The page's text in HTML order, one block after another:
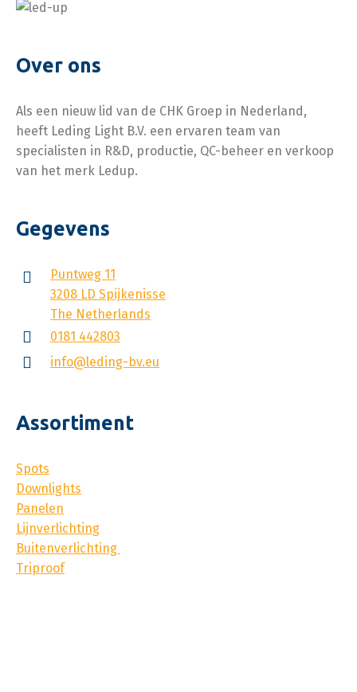
Over ons
Als een nieuw lid van de CHK Groep in Nederland,
heeft Leding Light B.V. een ervaren team van
specialisten in R&D, productie, QC-beheer en verkoop
van het merk Ledup.
Gegevens
Puntweg 11
3208 LD Spijkenisse
The Netherlands
0181 442803
info@leding-bv.eu
Assortiment
Spots
Downlights
Panelen
Lijnverlichting
Buitenverlichting
Triproof